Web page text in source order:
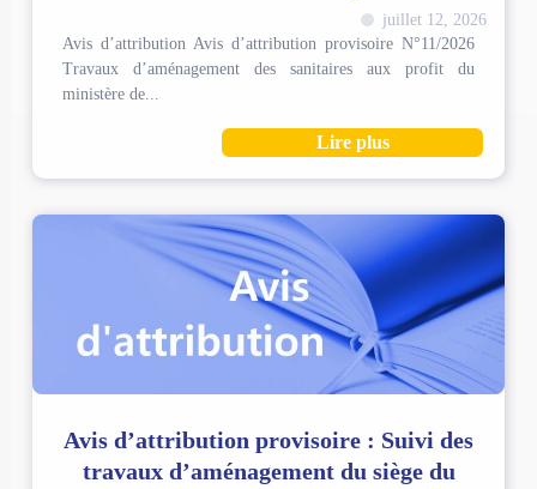
juillet 12, 2026
Avis d’attribution Avis d’attribution provisoire N°11/2026
Travaux d’aménagement des sanitaires aux profit du
ministère de...
Lire plus
Avis d’attribution provisoire : Suivi des
travaux d’aménagement du siège du